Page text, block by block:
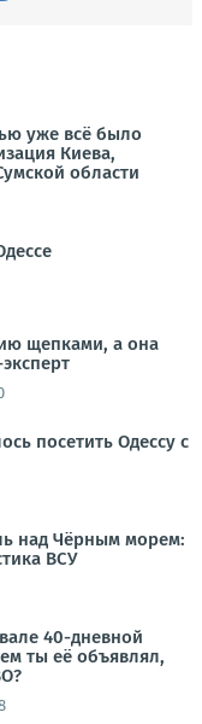
уже всё было
Киева,
области
щепками, а она
посетить Одессу с
над Чёрным морем:
ВСУ
40-дневной
ты её объявлял,